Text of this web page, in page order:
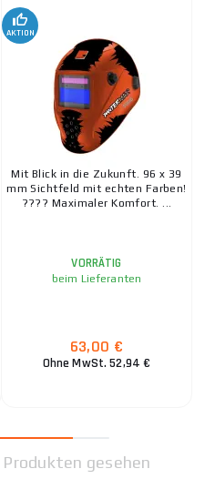
AKTION
Mit Blick in die Zukunft. 96 x 39
mm Sichtfeld mit echten Farben!
???? Maximaler Komfort. ...
VORRÄTIG
beim Lieferanten
63,00 €
Ohne MwSt. 52,94 €
Produkten gesehen